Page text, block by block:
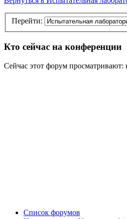
Перейти:
Кто сейчас на конференции
Сейчас этот форум просматривают:
Список форумов